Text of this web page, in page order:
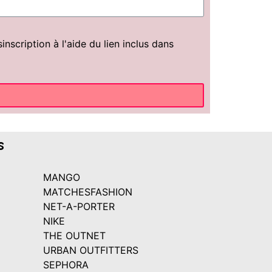
à l'aide du lien inclus dans
MANGO
MATCHESFASHION
NET-A-PORTER
NIKE
THE OUTNET
URBAN OUTFITTERS
SEPHORA